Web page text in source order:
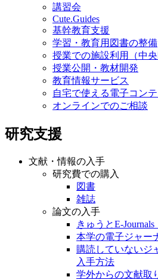
講習会
Cute.Guides
基幹教育支援
学習・教育用図書の整備
授業での施設利用（中央
授業公開・教材開発
教育情報サービス
自宅で使える電子コン
オンラインでのご相談
研究支援
文献・情報の入手
研究費での購入
図書
雑誌
論文の入手
きゅうとE-Journals
本学の電子ジャー
購読していないジ
入手方法
学外からの文献取